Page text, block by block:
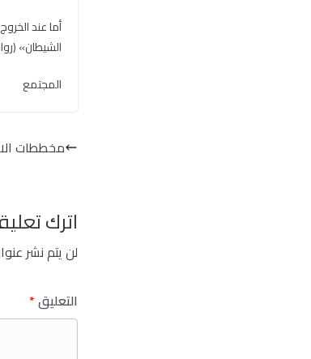
أما عند
الشيطان»
المجتمع
مخططات
اترك
لن يتم نشر
التعليق*